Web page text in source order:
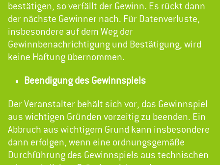
bestätigen, so verfällt der Gewinn. Es rückt dann
der nächste Gewinner nach. Für Datenverluste,
insbesondere auf dem Weg der
Gewinnbenachrichtigung und Bestätigung, wird
keine Haftung übernommen.
Beendigung des Gewinnspiels
Der Veranstalter behält sich vor, das Gewinnspiel
aus wichtigen Gründen vorzeitig zu beenden. Ein
Abbruch aus wichtigem Grund kann insbesondere
dann erfolgen, wenn eine ordnungsgemäße
Durchführung des Gewinnspiels aus technischen